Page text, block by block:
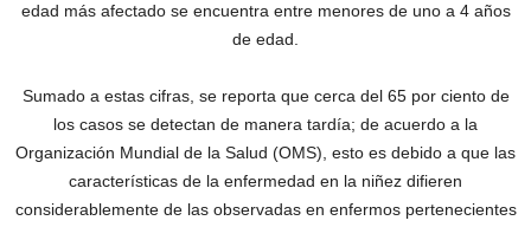
edad más afectado se encuentra entre menores de uno a 4 años
de edad.
Sumado a estas cifras, se reporta que cerca del 65 por ciento de
los casos se detectan de manera tardía; de acuerdo a la
Organización Mundial de la Salud (OMS), esto es debido a que las
características de la enfermedad en la niñez difieren
considerablemente de las observadas en enfermos pertenecientes